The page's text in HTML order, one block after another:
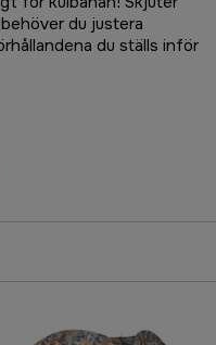
du justera
du ställs inför